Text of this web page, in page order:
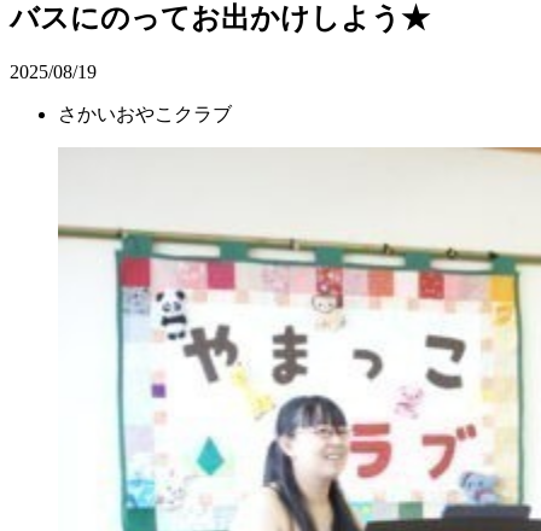
バスにのってお出かけしよう★
2025/08/19
さかいおやこクラブ